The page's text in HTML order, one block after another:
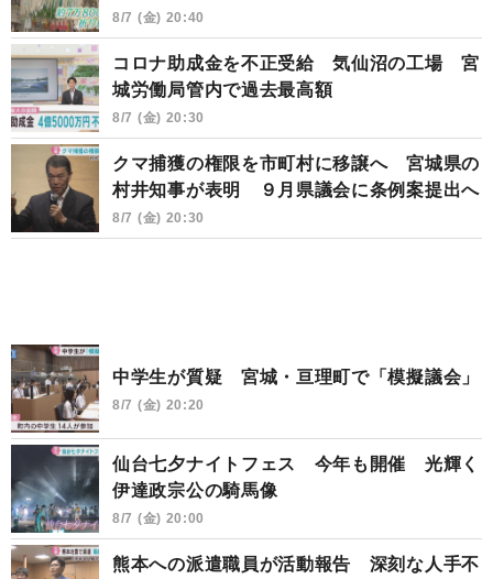
8/7 (金) 20:40
コロナ助成金を不正受給 気仙沼の工場 宮
城労働局管内で過去最高額
8/7 (金) 20:30
クマ捕獲の権限を市町村に移譲へ 宮城県の
村井知事が表明 ９月県議会に条例案提出へ
8/7 (金) 20:30
中学生が質疑 宮城・亘理町で「模擬議会」
8/7 (金) 20:20
仙台七夕ナイトフェス 今年も開催 光輝く
伊達政宗公の騎馬像
8/7 (金) 20:00
熊本への派遣職員が活動報告 深刻な人手不